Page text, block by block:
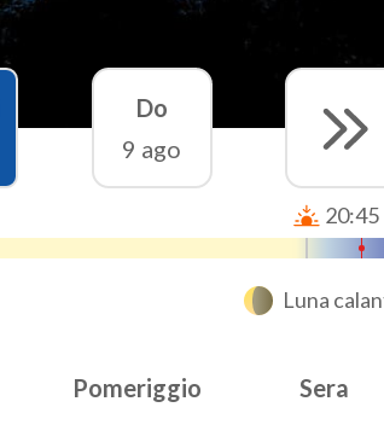
Do
9 ago
20:45
Luna
Pomeriggio Sera